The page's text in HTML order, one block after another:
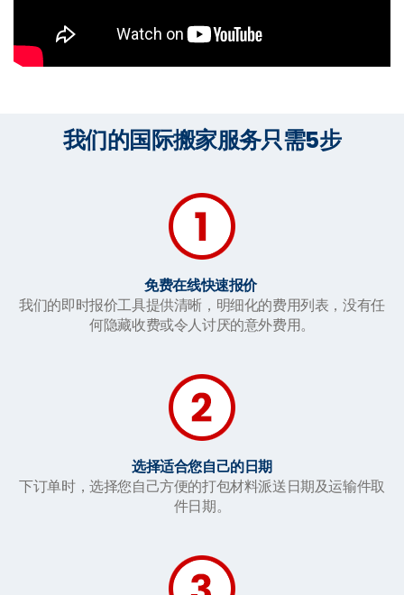
我们的国际搬家服务只需5步
免费在线快速报价
我们的即时报价工具提供清晰，明细化的费用列表，没有任
何隐藏收费或令人讨厌的意外费用。
选择适合您自己的日期
下订单时，选择您自己方便的打包材料派送日期及运输件取
件日期。